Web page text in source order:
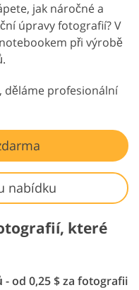
jak náročné a
úpravy fotografií? V
při výrobě
děláme profesionální
nabídku
které
od 0,25 $ za fotografii